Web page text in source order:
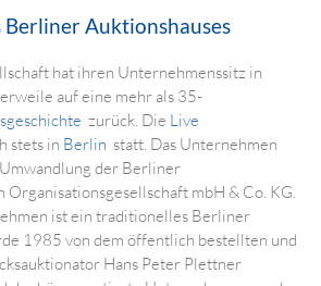
Berliner Auktionshauses
hat ihren Unternehmenssitz in
auf eine mehr als 35-
zurück. Die Live
stets in Berlin statt. Das Unternehmen
der Berliner
Organisationsgesellschaft mbH & Co. KG.
ist ein traditionelles Berliner
1985 von dem öffentlich bestellten und
Hans Peter Plettner